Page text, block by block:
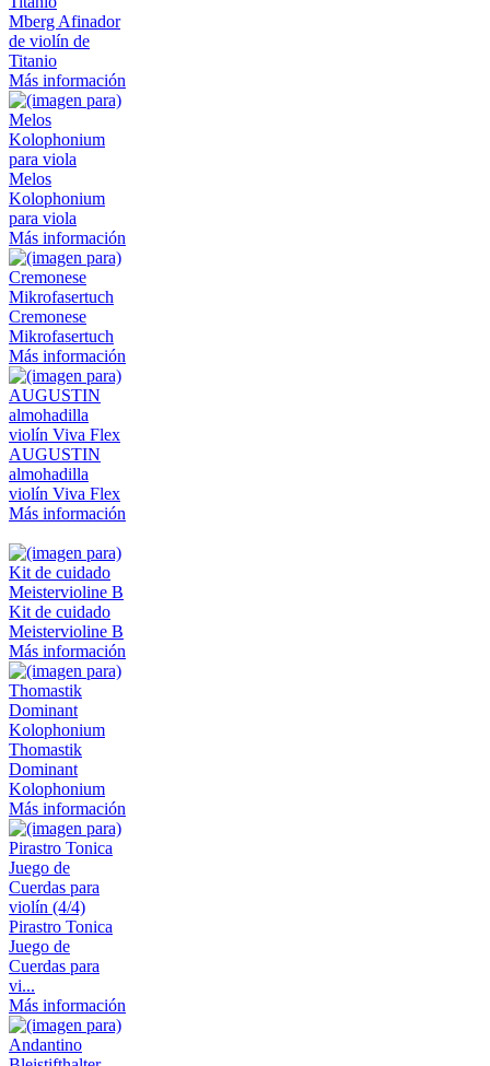
Mberg Afinador
de violín de
Titanio
Más información
Melos
Kolophonium
para viola
Más información
Cremonese
Mikrofasertuch
Más información
AUGUSTIN
almohadilla
violín Viva Flex
Más información
Kit de cuidado
Meistervioline B
Más información
Thomastik
Dominant
Kolophonium
Más información
Pirastro Tonica
Juego de
Cuerdas para
vi...
Más información